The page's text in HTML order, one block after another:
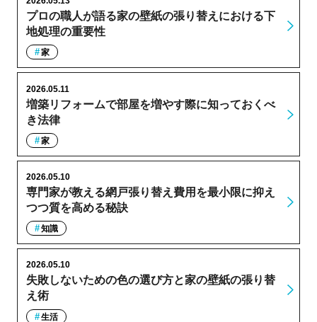
プロの職人が語る家の壁紙の張り替えにおける下
地処理の重要性
家
増築リフォームで部屋を増やす際に知っておくべ
き法律
2026.05.11
家
専門家が教える網戸張り替え費用を最小限に抑え
つつ質を高める秘訣
2026.05.10
知識
失敗しないための色の選び方と家の壁紙の張り替
え術
2026.05.10
生活